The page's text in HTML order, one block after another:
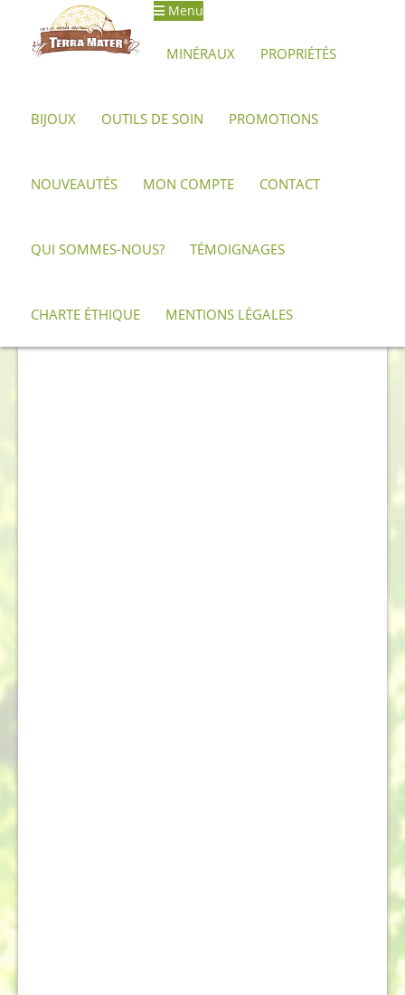
Aller
Aller
au
Menu
MINÉRAUX PROPRIÉTÉS
BIJOUX OUTILS DE SOIN PROMOTIONS
NOUVEAUTÉS MON COMPTE CONTACT
QUI SOMMES-NOUS? TÉMOIGNAGES
CHARTE ÉTHIQUE MENTIONS LÉGALES
Accueil Minéraux, pierres et cristaux Célestine
Grande